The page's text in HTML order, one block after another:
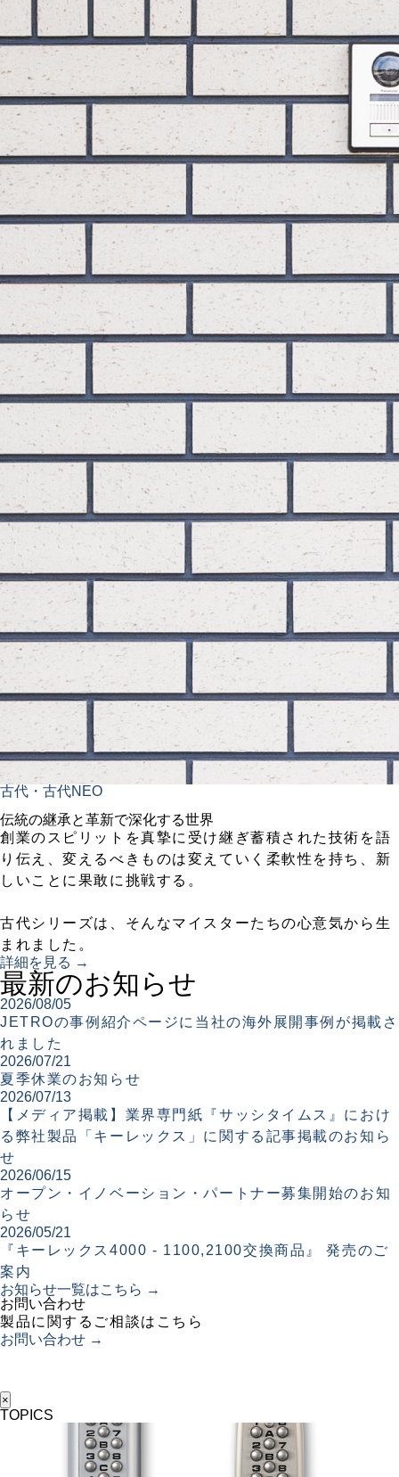
古代・古代NEO
伝統の継承と革新で深化する世界
創業のスピリットを真摯に受け継ぎ蓄積された技術を語
り伝え、変えるべきものは変えていく柔軟性を持ち、新
しいことに果敢に挑戦する。
古代シリーズは、そんなマイスターたちの心意気から生
まれました。
詳細を見る →
最新のお知らせ
2026/08/05
JETROの事例紹介ページに当社の海外展開事例が掲載さ
れました
2026/07/21
夏季休業のお知らせ
2026/07/13
【メディア掲載】業界専門紙『サッシタイムス』におけ
る弊社製品「キーレックス」に関する記事掲載のお知ら
せ
2026/06/15
オープン・イノベーション・パートナー募集開始のお知
らせ
2026/05/21
『キーレックス4000 - 1100,2100交換商品』 発売のご
案内
お知らせ一覧はこちら →
お問い合わせ
製品に関するご相談はこちら
お問い合わせ →
×
TOPICS